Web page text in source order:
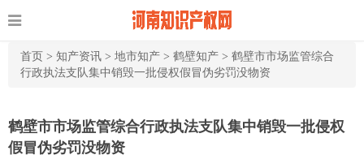
首页 > 知产资讯 > 地市知产 > 鹤壁知产 > 鹤壁市市场监管综合
行政执法支队集中销毁一批侵权假冒伪劣罚没物资
鹤壁市市场监管综合行政执法支队集中销毁一批侵权
假冒伪劣罚没物资